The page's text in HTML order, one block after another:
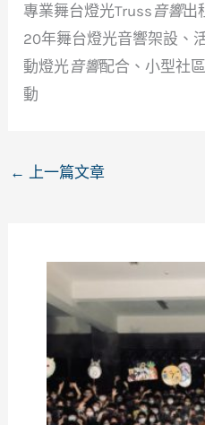
專業舞台燈光Truss 音響出
20年舞台燈光音響架設、
動燈光音響配合、小型社
動
← 上一篇文章